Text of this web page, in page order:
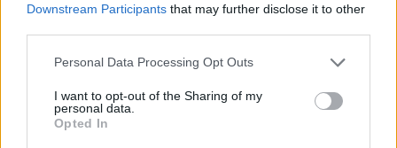
Downstream Participants that may further disclose it to other
Personal Data Processing Opt Outs
I want to opt-out of the Sharing of my
personal data.
Opted In